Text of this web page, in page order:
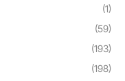
(1)
(59)
(193)
(198)